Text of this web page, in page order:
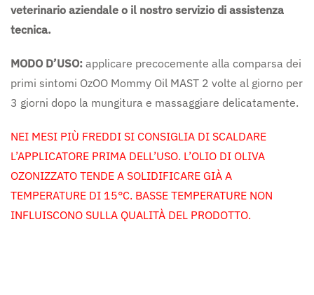
veterinario aziendale o il nostro servizio di assistenza
tecnica.
MODO D’USO: applicare precocemente alla comparsa dei
primi sintomi OzOO Mommy Oil MAST 2 volte al giorno per
3 giorni dopo la mungitura e massaggiare delicatamente.
NEI MESI PIÙ FREDDI SI CONSIGLIA DI SCALDARE
L’APPLICATORE PRIMA DELL’USO. L’OLIO DI OLIVA
OZONIZZATO TENDE A SOLIDIFICARE GIÀ A
TEMPERATURE DI 15°C. BASSE TEMPERATURE NON
INFLUISCONO SULLA QUALITÀ DEL PRODOTTO.